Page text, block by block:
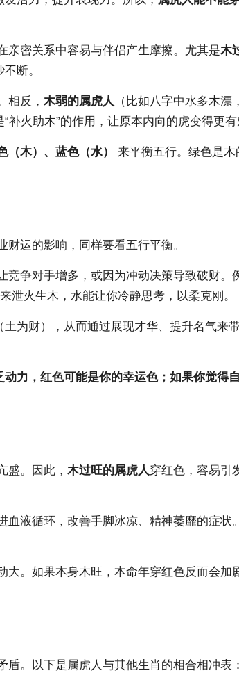
亲密关系中容易与伴侣产生摩擦。尤其是木
断。
相反， 木弱的属虎人 （比如八字中水多木漂
火助木”的作用，让原本内向的虎变得更有
（木）、蓝色（水）
来平衡五行。绿色是
运的影响，同样要看五行平衡。
竞争对手增多，或因为冲动决策导致破财。
来泄火生木，水能让你冷静思考，以柔克刚。
为财），从而通过展现才华、提升名气来
力，红色可能是你的幸运色；如果你觉得
盛。因此， 木过旺的属虎人穿红色，容易引
血液循环，改善手脚冰凉、精神萎靡的症状
。如果本身木旺， 本命年穿红色反而会加
。以下是属虎人与其他生肖的相合相冲表：